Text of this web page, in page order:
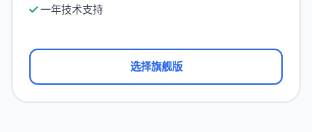
一年技术支持
选择旗舰版